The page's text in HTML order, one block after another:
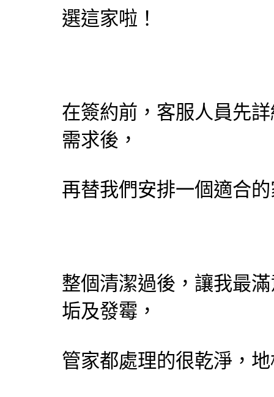
選這家啦！
在簽約前，客服人員先
需求後，
再替我們安排一個適合
整個清潔過後，讓我最
垢及發霉，
管家都處理的很乾淨，